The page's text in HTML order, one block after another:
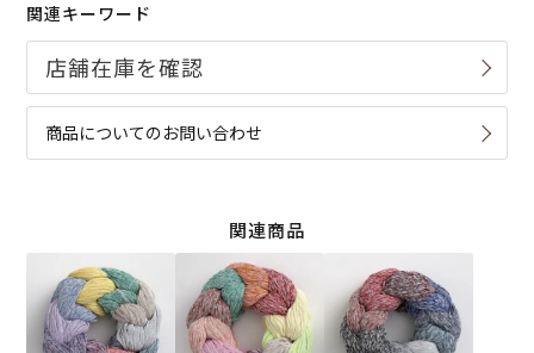
関連キーワード
商品についてのお問い合わせ
関連商品